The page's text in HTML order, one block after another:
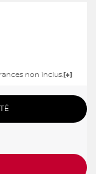
non inclus.